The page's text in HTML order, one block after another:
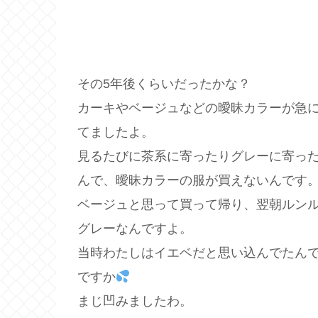
その5年後くらいだったかな？
カーキやベージュなどの曖昧カラーが急
てましたよ。
見るたびに茶系に寄ったりグレーに寄っ
んで、曖昧カラーの服が買えないんです
ベージュと思って買って帰り、翌朝ルン
グレーなんですよ。
当時わたしはイエベだと思い込んでたん
ですか
まじ凹みましたわ。